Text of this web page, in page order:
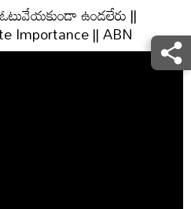
ఉండలేరు ||
Importance || ABN